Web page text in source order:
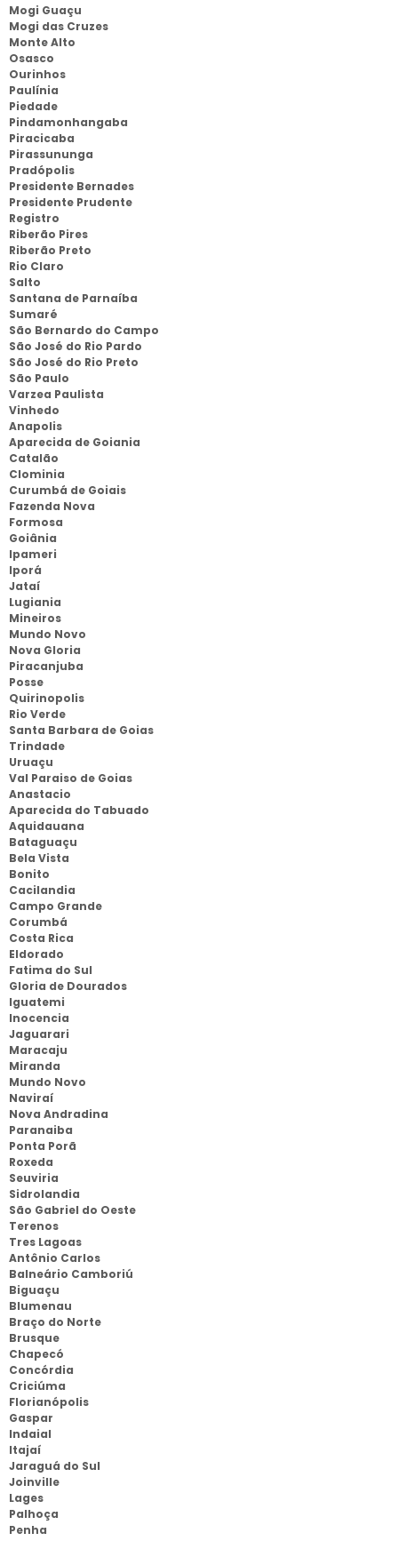
Mogi Guaçu
Mogi das Cruzes
Monte Alto
Osasco
Ourinhos
Paulínia
Piedade
Pindamonhangaba
Piracicaba
Pirassununga
Pradópolis
Presidente Bernades
Presidente Prudente
Registro
Riberão Pires
Riberão Preto
Rio Claro
Salto
Santana de Parnaíba
Sumaré
São Bernardo do Campo
São José do Rio Pardo
São José do Rio Preto
São Paulo
Varzea Paulista
Vinhedo
Anapolis
Aparecida de Goiania
Catalão
Clominia
Curumbá de Goiais
Fazenda Nova
Formosa
Goiânia
Ipameri
Iporá
Jataí
Lugiania
Mineiros
Mundo Novo
Nova Gloria
Piracanjuba
Posse
Quirinopolis
Rio Verde
Santa Barbara de Goias
Trindade
Uruaçu
Val Paraiso de Goias
Anastacio
Aparecida do Tabuado
Aquidauana
Bataguaçu
Bela Vista
Bonito
Cacilandia
Campo Grande
Corumbá
Costa Rica
Eldorado
Fatima do Sul
Gloria de Dourados
Iguatemi
Inocencia
Jaguarari
Maracaju
Miranda
Mundo Novo
Naviraí
Nova Andradina
Paranaiba
Ponta Porã
Roxeda
Seuviria
Sidrolandia
São Gabriel do Oeste
Terenos
Tres Lagoas
Antônio Carlos
Balneário Camboriú
Biguaçu
Blumenau
Braço do Norte
Brusque
Chapecó
Concórdia
Criciúma
Florianópolis
Gaspar
Indaial
Itajaí
Jaraguá do Sul
Joinville
Lages
Palhoça
Penha